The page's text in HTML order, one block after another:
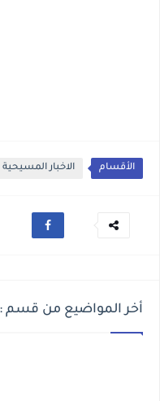
الأقسام الاخبار المسيحية
أخر المواضيع من قسم :